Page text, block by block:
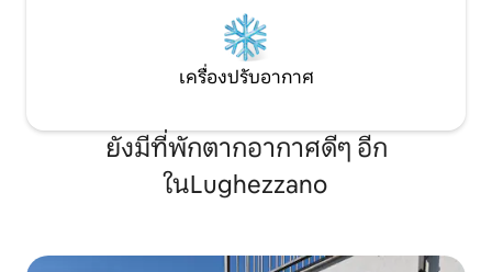
เครื่องปรับอากาศ
ยังมีที่พักตากอากาศดีๆ อีก
ในLughezzano